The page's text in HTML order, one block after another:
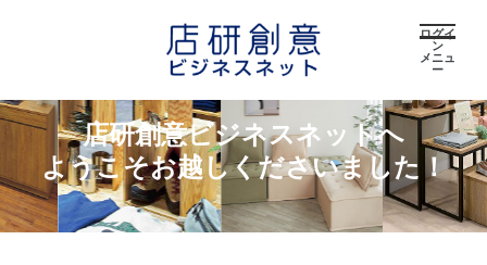
ログイ
ン
メニュ
ー
店研創意ビジネスネットへ
ようこそお越しくださいました！